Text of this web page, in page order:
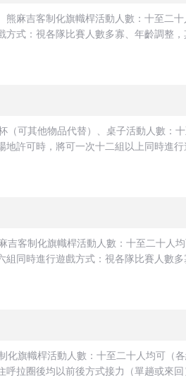
熊麻吉客制化旗幟桿活動人數：十至
式：視各隊比賽人數多寡、年齡調整，
（可其他物品代替）、桌子活動人數
許可時，將可一次十二組以上同時進行
吉客制化旗幟桿活動人數：十至二十
同時進行遊戲方式：視各隊比賽人數多
化旗幟桿活動人數：十至二十人均可
拉圈後均以前後方式接力（單趟或來